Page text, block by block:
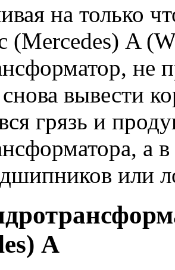
на только
(Mercedes) A
не
вывести
грязь и
а
или
A